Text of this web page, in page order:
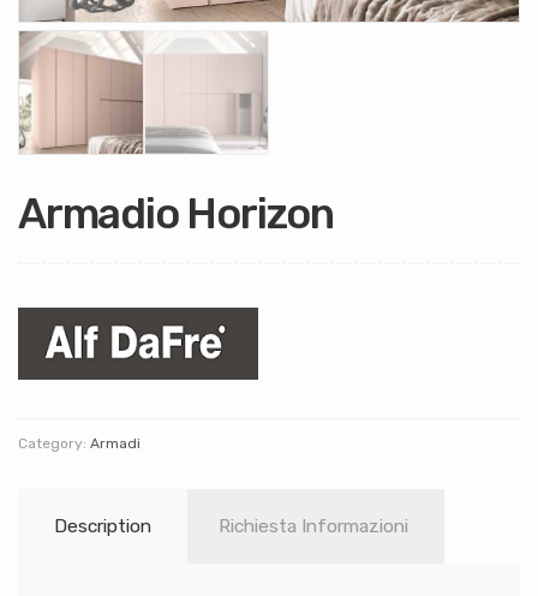
Armadio Horizon
Category: Armadi
Description Richiesta Informazioni